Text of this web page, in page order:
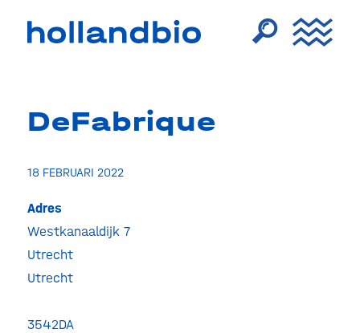
DeFabrique
18 FEBRUARI 2022
Adres
Westkanaaldijk 7
Utrecht
Utrecht
3542DA